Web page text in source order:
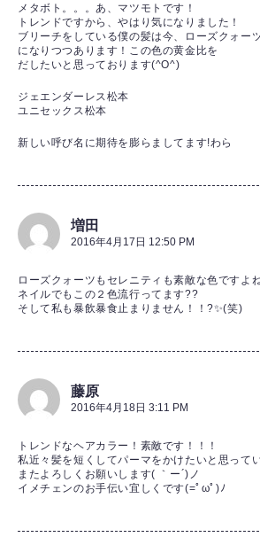
メタボト。。。あ、マツモトです！
トレンドですから、やはり気になりました！
ブリーチをしている僕の髪は今、ローズクォー
になりつつあります！この色の黄金比を
だしたいと思っております(^O^)
ジェエンダーレス松本
ユニセックス松本
新しい呼び名に期待を膨らましてます!わら
増田
2016年4月17日 12:50 PM
ローズクォーツもセレニティも素敵な色ですよね
ネイルでもこの２色流行ってます??
そして私も暴飲暴食止まりません！！?✨(笑)
藤原
2016年4月18日 3:11 PM
トレンドなヘアカラー！素敵です！！！
私近々髪を短くしてパーマをかけたいと思って
またよろしくお願いします( ｀ー´)ノ
イメチェンのお手伝い宜しくです(=ﾟωﾟ)ﾉ